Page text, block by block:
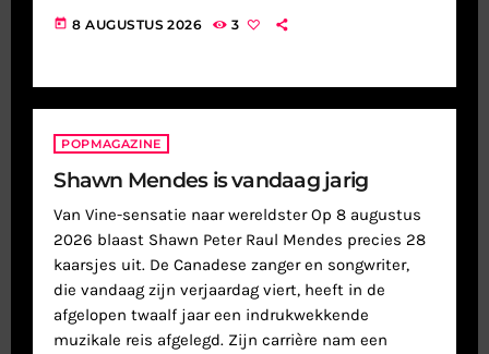
today 8 AUGUSTUS 2026 3
POPMAGAZINE
Shawn Mendes is vandaag jarig
Van Vine-sensatie naar wereldster Op 8 augustus
2026 blaast Shawn Peter Raul Mendes precies 28
kaarsjes uit. De Canadese zanger en songwriter,
die vandaag zijn verjaardag viert, heeft in de
afgelopen twaalf jaar een indrukwekkende
muzikale reis afgelegd. Zijn carrière nam een